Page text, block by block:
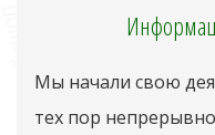
Мы начали свою
тех пор